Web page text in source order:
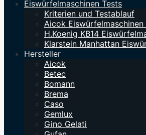
Eiswürfelmaschinen Tests
Kriterien und Testablauf
Aicok Eiswürfelmaschinen
H.Koenig KB14
Klarstein Manhattan
Hersteller
Aicok
Betec
Bomann
Brema
Caso
Gemlux
Gino Gelati